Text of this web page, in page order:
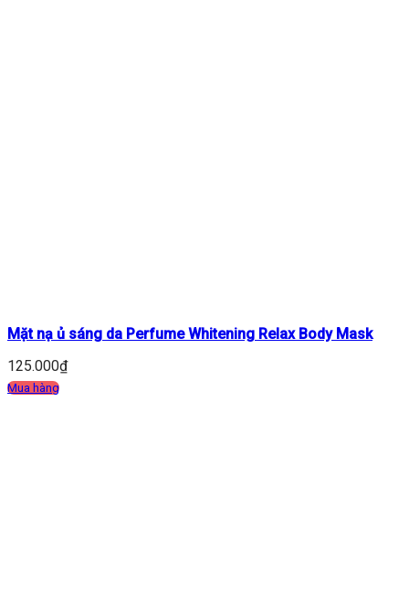
Mặt nạ ủ sáng da Perfume Whitening Relax Body Mask
125.000₫
Mua hàng